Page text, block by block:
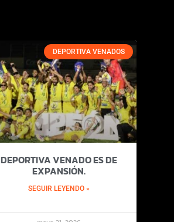
DEPORTIVA VENADOS
DEPORTIVA VENADO ES DE
EXPANSIÓN.
SEGUIR LEYENDO »